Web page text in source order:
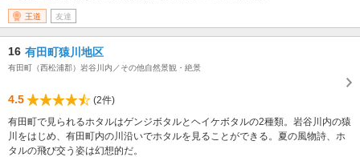
王道 友達
16 有田町猿川地区
有田町（西松浦郡）岩谷川内／その他自然景観・絶景
4.5
(2件)
有田町で見られるホタルはゲンジボタルとヘイケボタルの2種類。岩谷川内の猿
川をはじめ、有田町内の川沿いでホタルを見ることができる。夏の風物詩、ホ
タルの飛び交う姿は幻想的だ。